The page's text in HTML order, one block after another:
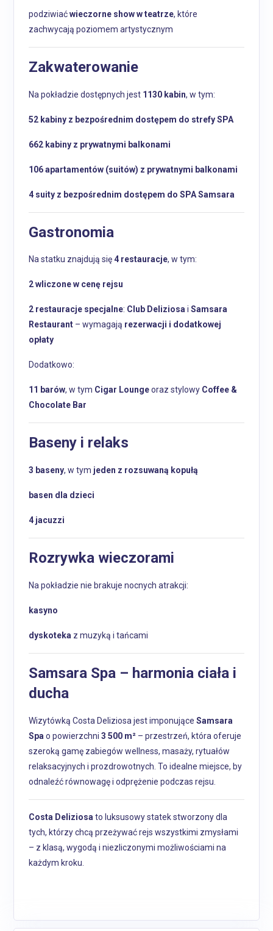
podziwiaćwieczorne show w teatrze, które
zachwycają poziomem artystycznym
Zakwaterowanie
Na pokładzie dostępnych jest 1130 kabin, w tym:
52 kabiny z bezpośrednim dostępem do strefy SPA
662 kabiny z prywatnymi balkonami
106 apartamentów (suitów) z prywatnymi balkonami
4 suity z bezpośrednim dostępem do SPA Samsara
Gastronomia
Na statku znajdują się4 restauracje, w tym:
2 wliczone w cenę rejsu
2 restauracje specjalne: Club Deliziosai Samsara
Restaurant – wymagają rezerwacji i dodatkowej
opłaty
Dodatkowo:
11 barów, w tym Cigar Loungeoraz stylowy Coffee &
Chocolate Bar
Baseny i relaks
3 baseny, w tym jeden z rozsuwaną kopułą
basen dla dzieci
4 jacuzzi
Rozrywka wieczorami
Na pokładzie nie brakuje nocnych atrakcji:
kasyno
dyskoteka z muzyką i tańcami
Samsara Spa – harmonia ciała i
ducha
Wizytówką Costa Deliziosa jest imponujące Samsara
Spa o powierzchni 3 500 m² – przestrzeń, która oferuje
szeroką gamę zabiegów wellness, masaży, rytuałów
relaksacyjnych i prozdrowotnych. To idealne miejsce, by
odnaleźć równowagę i odprężenie podczas rejsu.
Costa Deliziosa to luksusowy statek stworzony dla
tych, którzy chcą przeżywać rejs wszystkimi zmysłami
– z klasą, wygodą i niezliczonymi możliwościami na
każdym kroku.